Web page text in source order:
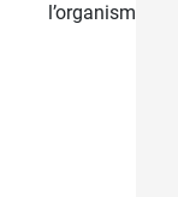
l’organisme.